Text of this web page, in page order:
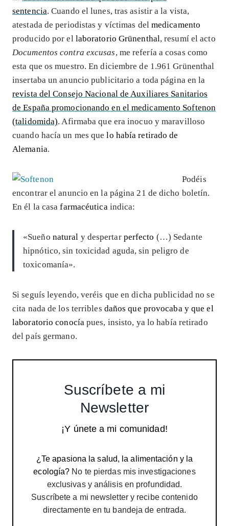
sentencia. Cuando el lunes, tras asistir a la vista,
atestada de periodistas y víctimas del medicamento
producido por el laboratorio Grünenthal, resumí el acto
Documentos contra excusas, me refería a cosas como
esta que os muestro. En diciembre de 1.961 Grünenthal
insertaba un anuncio publicitario a toda página en la
revista del Consejo Nacional de Auxiliares Sanitarios
de España promocionando en el medicamento Softenon
(talidomida). Afirmaba que era inocuo y maravilloso
cuando hacía un mes quelo había retirado de
Alemania.
Podéis
encontrar el anuncio en la página 21 de dicho boletín.
En él la casafarmacéutica indica:
«Sueño natural y despertar perfecto (…) Sedante
hipnótico, sin toxicidad aguda, sin peligro de
toxicomanía».
Si seguís leyendo, veréis que en dicha publicidad no se
cita nada de los terribles daños que provocaba y que el
laboratorio conocía pues, insisto, ya lo había retirado
del país germano.
Suscríbete a mi
Newsletter
¡Y únete a mi comunidad!
¿Te apasiona la salud, la alimentación y la
ecología? No te pierdas mis investigaciones
exclusivas y análisis en profundidad.
Suscríbete a mi newsletter y recibe contenido
directamente en tu bandeja de entrada.